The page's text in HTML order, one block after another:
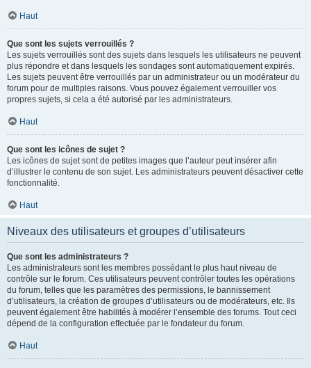
Haut
Que sont les sujets verrouillés ?
Les sujets verrouillés sont des sujets dans lesquels les utilisateurs ne peuvent
plus répondre et dans lesquels les sondages sont automatiquement expirés.
Les sujets peuvent être verrouillés par un administrateur ou un modérateur du
forum pour de multiples raisons. Vous pouvez également verrouiller vos
propres sujets, si cela a été autorisé par les administrateurs.
Haut
Que sont les icônes de sujet ?
Les icônes de sujet sont de petites images que l’auteur peut insérer afin
d’illustrer le contenu de son sujet. Les administrateurs peuvent désactiver cette
fonctionnalité.
Haut
Niveaux des utilisateurs et groupes d’utilisateurs
Que sont les administrateurs ?
Les administrateurs sont les membres possédant le plus haut niveau de
contrôle sur le forum. Ces utilisateurs peuvent contrôler toutes les opérations
du forum, telles que les paramètres des permissions, le bannissement
d’utilisateurs, la création de groupes d’utilisateurs ou de modérateurs, etc. Ils
peuvent également être habilités à modérer l’ensemble des forums. Tout ceci
dépend de la configuration effectuée par le fondateur du forum.
Haut